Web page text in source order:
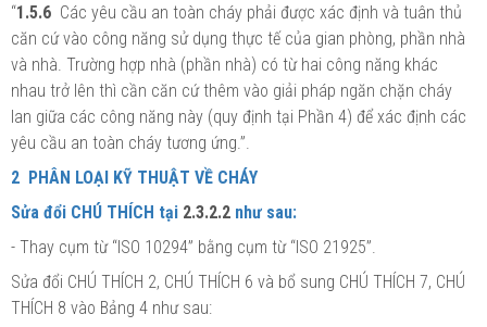
“1.5.6 Các yêu cầu an toàn cháy phải được xác định và tuân thủ
căn cứ vào công năng sử dụng thực tế của gian phòng, phần nhà
và nhà. Trường hợp nhà (phần nhà) có từ hai công năng khác
nhau trở lên thì cần căn cứ thêm vào giải pháp ngăn chặn cháy
lan giữa các công năng này (quy định tại Phần 4) để xác định các
yêu cầu an toàn cháy tương ứng.”.
2 PHÂN LOẠI KỸ THUẬT VỀ CHÁY
Sửa đổi CHÚ THÍCH tại 2.3.2.2 như sau:
- Thay cụm từ “ISO 10294” bằng cụm từ “ISO 21925”.
Sửa đổi CHÚ THÍCH 2, CHÚ THÍCH 6 và bổ sung CHÚ THÍCH 7, CHÚ
THÍCH 8 vào Bảng 4 như sau: